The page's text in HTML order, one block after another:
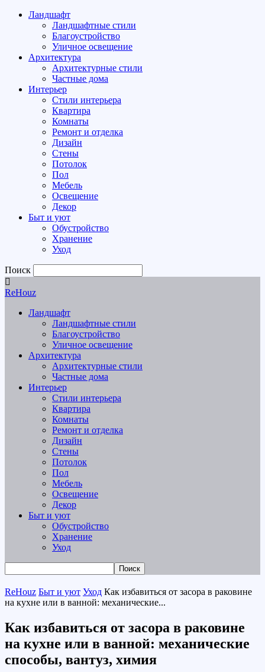
Ландшафт
Ландшафтные стили
Благоустройство
Уличное освещение
Архитектура
Архитектурные стили
Частные дома
Интерьер
Стили интерьера
Квартира
Комнаты
Ремонт и отделка
Дизайн
Стены
Потолок
Пол
Мебель
Освещение
Декор
Быт и уют
Обустройство
Хранение
Уход
Поиск
ReHouz
Ландшафт
Ландшафтные стили
Благоустройство
Уличное освещение
Архитектура
Архитектурные стили
Частные дома
Интерьер
Стили интерьера
Квартира
Комнаты
Ремонт и отделка
Дизайн
Стены
Потолок
Пол
Мебель
Освещение
Декор
Быт и уют
Обустройство
Хранение
Уход
ReHouz Быт и уют Уход Как избавиться от засора в раковине
на кухне или в ванной: механические...
Как избавиться от засора в раковине
на кухне или в ванной: механические
способы, вантуз, химия